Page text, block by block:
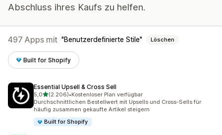
Abschluss ihres Kaufs zu helfen.
497 Apps mit Benutzerdefinierte Stile Löschen
Built for Shopify
Essential Upsell & Cross Sell
5,0von 5 Sternen
(2.206)
2206 Rezensionen insgesamt
•Kostenloser Plan verfügbar
Durchschnittlichen Bestellwert mit Upsells und Cross-Sells für
häufig zusammen gekaufte Artikel steigern
Built for Shopify